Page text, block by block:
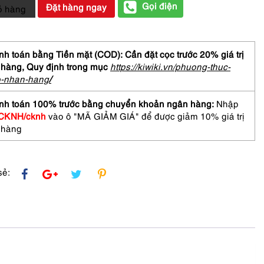
hàng Đặt hàng ngay Gọi điện
toán bằng Tiền mặt (COD): Cần đặt cọc trước 20% giá trị
Quy định trong mục https://kiwiki.vn/phuong-thuc-
nhan-hang/
toán 100% trước bằng chuyển khoản ngân hàng: Nhập
cknh vào ô "MÃ GIẢM GIÁ" để được giảm 10% giá trị